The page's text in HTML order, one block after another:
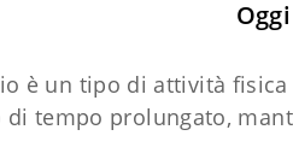
è un tipo di attività
di tempo prolungato,